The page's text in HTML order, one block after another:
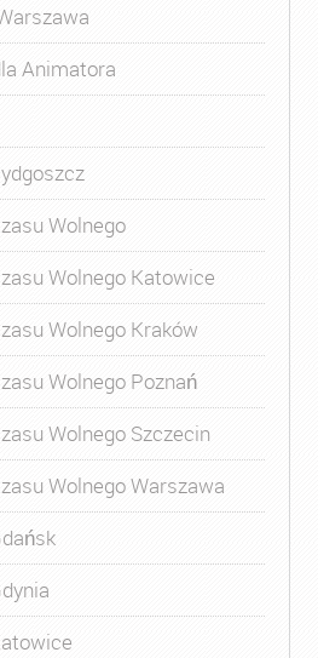
Animatora
Wolnego
Wolnego Katowice
Wolnego Kraków
Wolnego Poznań
Wolnego Szczecin
Wolnego Warszawa